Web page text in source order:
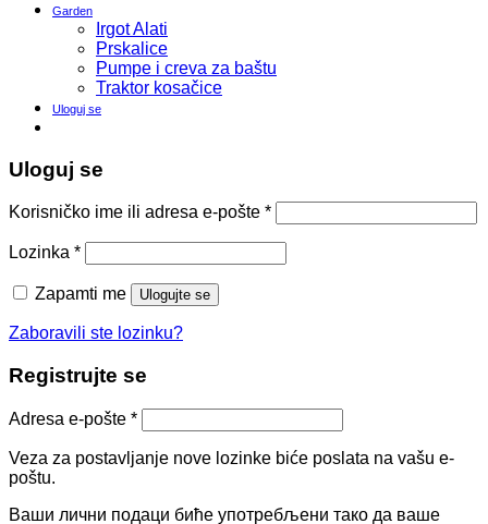
Garden
Irgot Alati
Prskalice
Pumpe i creva za baštu
Traktor kosačice
Uloguj se
Uloguj se
Korisničko ime ili adresa e-pošte *
Lozinka *
Zapamti me Ulogujte se
Zaboravili ste lozinku?
Registrujte se
Adresa e-pošte *
Veza za postavljanje nove lozinke biće poslata na vašu e-
poštu.
Ваши лични подаци биће употребљени тако да ваше